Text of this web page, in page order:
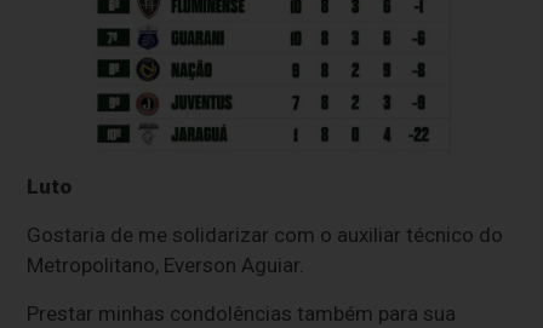
Luto
Gostaria de me solidarizar com o auxiliar técnico do
Metropolitano, Everson Aguiar.
Prestar minhas condolências também para sua